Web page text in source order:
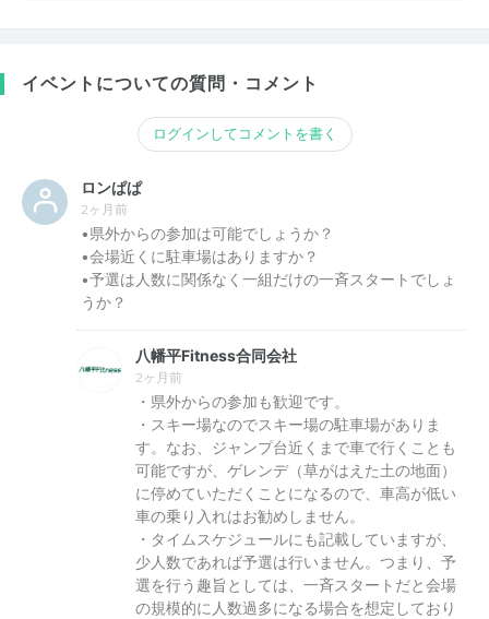
イベントについての質問・コメント
ログインしてコメントを書く
ロンぱぱ
2ヶ月前
•県外からの参加は可能でしょうか？
•会場近くに駐車場はありますか？
•予選は人数に関係なく一組だけの一斉スタートでしょ
うか？
八幡平Fitness合同会社
2ヶ月前
・県外からの参加も歓迎です。
・スキー場なのでスキー場の駐車場がありま
す。なお、ジャンプ台近くまで車で行くことも
可能ですが、ゲレンデ（草がはえた土の地面）
に停めていただくことになるので、車高が低い
車の乗り入れはお勧めしません。
・タイムスケジュールにも記載していますが、
少人数であれば予選は行いません。つまり、予
選を行う趣旨としては、一斉スタートだと会場
の規模的に人数過多になる場合を想定しており